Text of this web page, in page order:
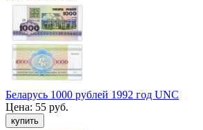
Беларусь 1000 рублей 1992 год UNC
Цена: 55 руб.